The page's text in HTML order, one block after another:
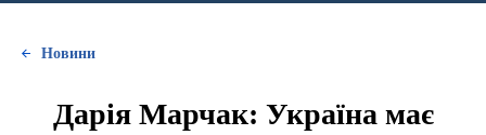
Новини
Дарія Марчак: Україна має